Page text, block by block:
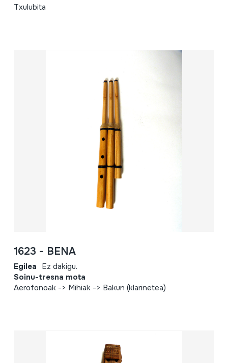
Txulubita
1623 - BENA
Egilea Ez dakigu.
Soinu-tresna mota
Aerofonoak -> Mihiak -> Bakun (klarinetea)